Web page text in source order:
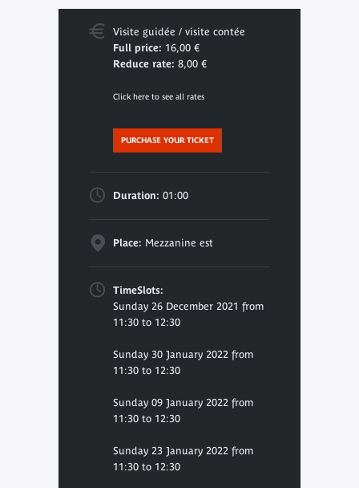
Visite guidée / visite contée
Full price: 16,00 €
Reduce rate: 8,00 €
Click here to see all rates
PURCHASE YOUR TICKET
Duration: 01:00
Place: Mezzanine est
TimeSlots:
Sunday 26 December 2021 from
11:30 to 12:30
Sunday 30 January 2022 from
11:30 to 12:30
Sunday 09 January 2022 from
11:30 to 12:30
Sunday 23 January 2022 from
11:30 to 12:30